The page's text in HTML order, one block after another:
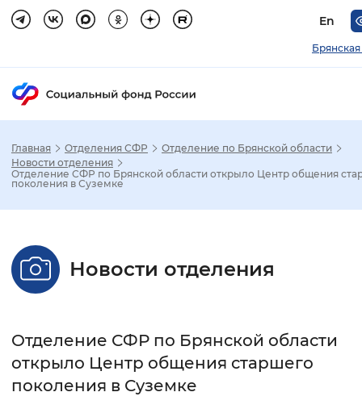
En
Стандартный Увеличенный
Без засечек С засечками
Интервал между буквами
Главная Отделения СФР
Отделение по Брянской области
Новости отделения
Отделение СФР по Брянской области открыло Центр общения
поколения в Суземке
Новости отделения
Отделение СФР по Брянской области
открыло Центр общения старшего
поколения в Суземке